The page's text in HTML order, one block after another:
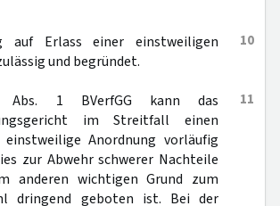
10
auf Erlass einer einstweiligen
und begründet.
11
Abs. 1 BVerfGG kann das
im Streitfall einen
einstweilige Anordnung vorläufig
zur Abwehr schwerer Nachteile
anderen wichtigen Grund zum
dringend geboten ist. Bei der